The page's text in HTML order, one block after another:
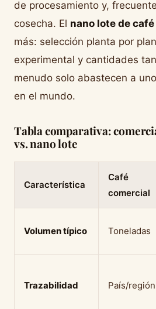
de procesamiento y,
cosecha. El nano lote de café
más: selección planta por
experimental y cantidades
menudo solo abastecen a
en el mundo.
Tabla comparativa:
vs. nano lote
Característica
Café
comercial
Volumen típico Toneladas
Trazabilidad País/región